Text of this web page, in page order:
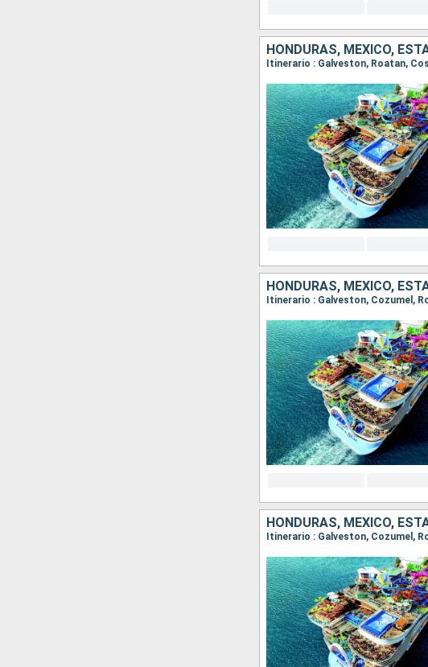
HONDURAS, MÉXICO,
Itinerario : Galveston, Roatan,
HONDURAS, MÉXICO,
Itinerario : Galveston, Cozumel,
HONDURAS, MÉXICO,
Itinerario : Galveston, Cozumel,